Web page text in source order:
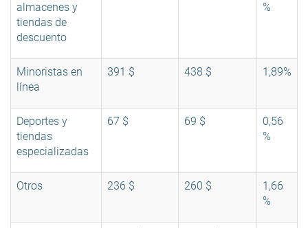
almacenes y
tiendas de
descuento
%
Minoristas en
línea
391 $ 438 $ 1,89%
Deportes y
tiendas
especializadas
67 $ 69 $
0,56
%
Otros 236 $ 260 $
1,66
%